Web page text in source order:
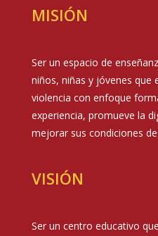
MISIÓN
Ser un espacio de
niños, niñas y jóvenes que
violencia con enfoque
experiencia, promueve la
mejorar sus condiciones
VISIÓN
Ser un centro educativo